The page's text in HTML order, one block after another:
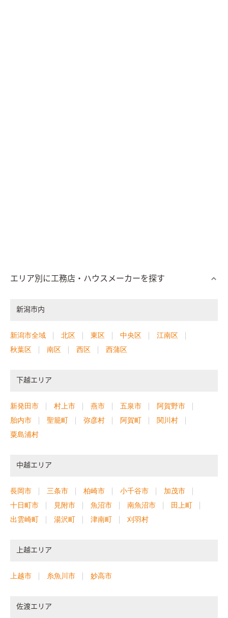
エリア別に工務店・ハウスメーカーを探す
新潟市内
新潟市全域 北区 東区 中央区
江南区
秋葉区
南区 西区 西蒲区
下越エリア
新発田市 村上市 燕市 五泉市
阿賀野市
胎内市
聖籠町 弥彦村 阿賀町
関川村
粟島浦村
中越エリア
長岡市 三条市 柏崎市 小千谷市
加茂市
十日町市
見附市 魚沼市 南魚沼市
田上町
出雲崎町
湯沢町 津南町 刈羽村
上越エリア
上越市 糸魚川市 妙高市
佐渡エリア